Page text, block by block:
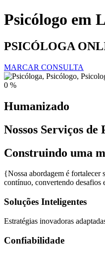
Psicólogo em
PSICÓLOGA
MARCAR CONSULTA
0 %
Humanizado
Nossos Serviços
Construindo uma
{Nossa abordagem é fortalecer
contínuo, convertendo desafios
Soluções Inteligentes
Estratégias inovadoras
Confiabilidade